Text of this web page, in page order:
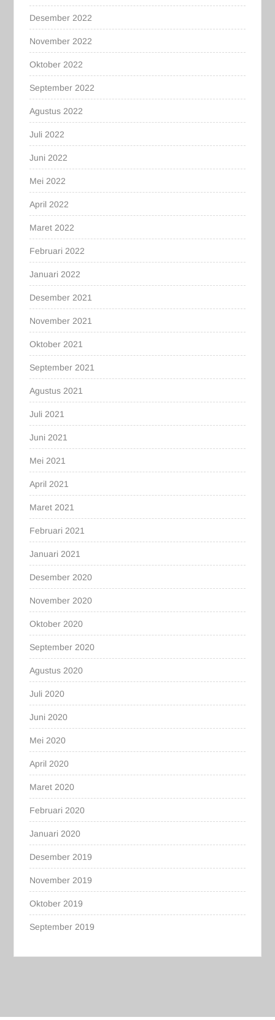
Desember 2022
November 2022
Oktober 2022
September 2022
Agustus 2022
Juli 2022
Juni 2022
Mei 2022
April 2022
Maret 2022
Februari 2022
Januari 2022
Desember 2021
November 2021
Oktober 2021
September 2021
Agustus 2021
Juli 2021
Juni 2021
Mei 2021
April 2021
Maret 2021
Februari 2021
Januari 2021
Desember 2020
November 2020
Oktober 2020
September 2020
Agustus 2020
Juli 2020
Juni 2020
Mei 2020
April 2020
Maret 2020
Februari 2020
Januari 2020
Desember 2019
November 2019
Oktober 2019
September 2019